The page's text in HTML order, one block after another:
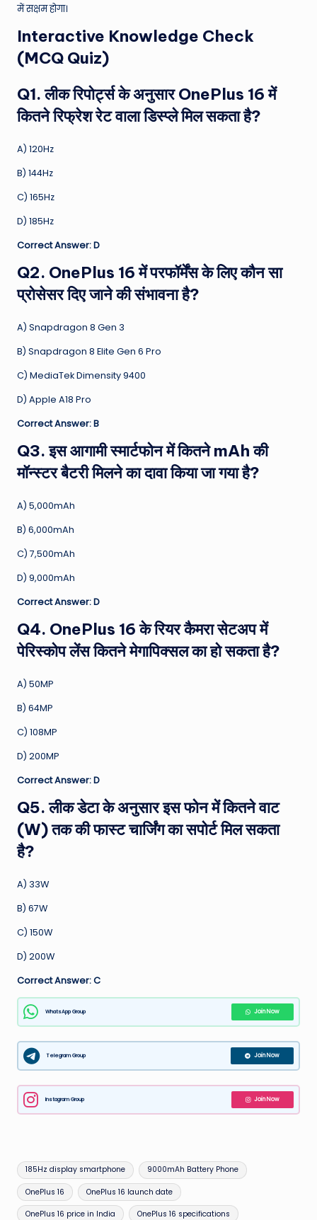
में सक्षम होगा।
Interactive Knowledge Check
(MCQ Quiz)
Q1. लीक रिपोर्ट्स के अनुसार OnePlus 16 में
कितने रिफ्रेश रेट वाला डिस्प्ले मिल सकता है?
A) 120Hz
B) 144Hz
C) 165Hz
D) 185Hz
Correct Answer: D
Q2. OnePlus 16 में परफॉर्मेंस के लिए कौन सा
प्रोसेसर दिए जाने की संभावना है?
A) Snapdragon 8 Gen 3
B) Snapdragon 8 Elite Gen 6 Pro
C) MediaTek Dimensity 9400
D) Apple A18 Pro
Correct Answer: B
Q3. इस आगामी स्मार्टफोन में कितने mAh की
मॉन्स्टर बैटरी मिलने का दावा किया जा गया है?
A) 5,000mAh
B) 6,000mAh
C) 7,500mAh
D) 9,000mAh
Correct Answer: D
Q4. OnePlus 16 के रियर कैमरा सेटअप में
पेरिस्कोप लेंस कितने मेगापिक्सल का हो सकता है?
A) 50MP
B) 64MP
C) 108MP
D) 200MP
Correct Answer: D
Q5. लीक डेटा के अनुसार इस फोन में कितने वाट
(W) तक की फास्ट चार्जिंग का सपोर्ट मिल सकता
है?
A) 33W
B) 67W
C) 150W
D) 200W
Correct Answer: C
WhatsApp Group Join Now
Telegram Group Join Now
Instagram Group Join Now
Tags:
185Hz display smartphone 9000mAh Battery Phone
OnePlus 16 OnePlus 16 launch date
OnePlus 16 price in India OnePlus 16 specifications